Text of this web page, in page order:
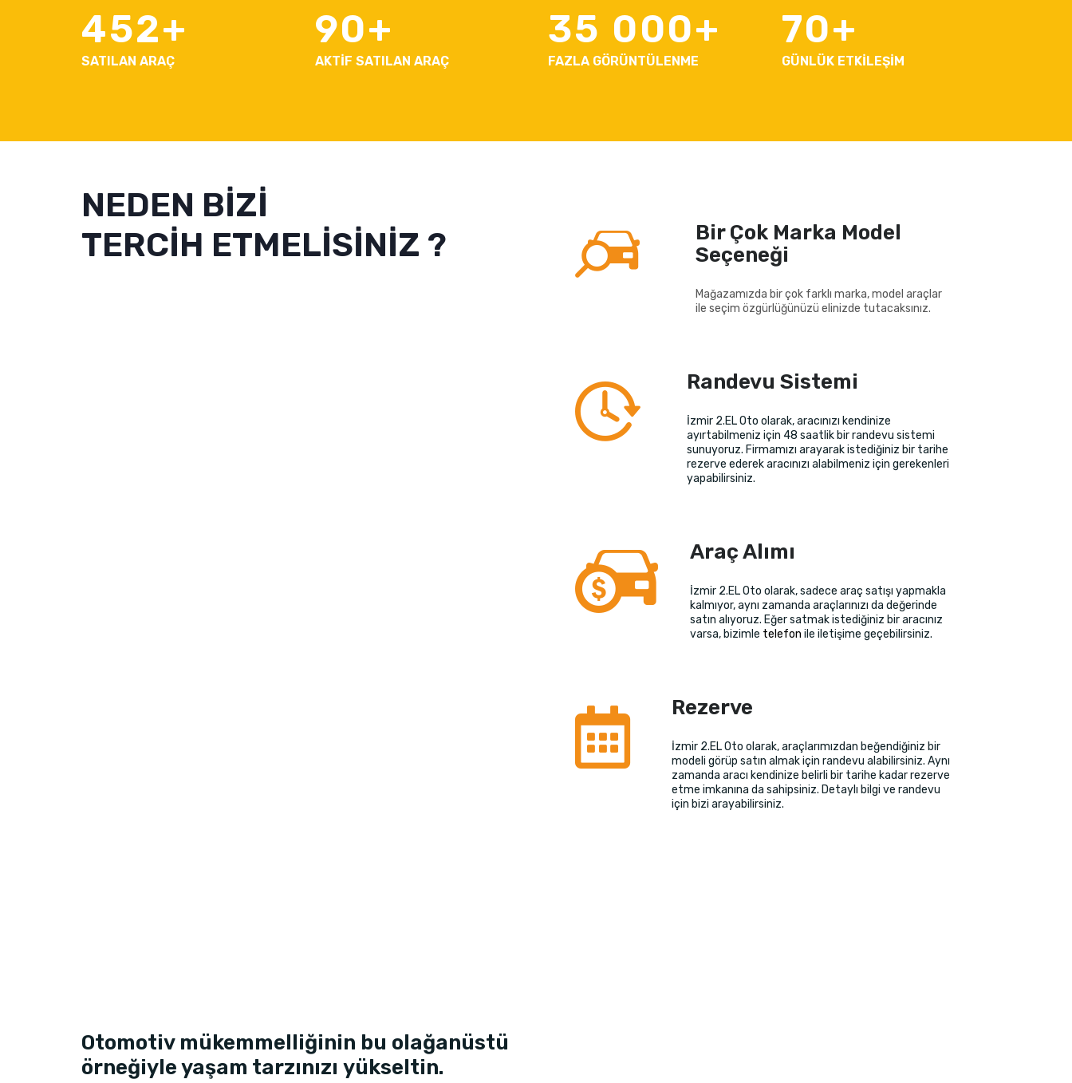
452
SATILAN ARAÇ
90
AKTİF SATILAN ARAÇ
35 000
FAZLA GÖRÜNTÜLENME
70
GÜNLÜK ETKİLEŞİM
NEDEN BİZİ
TERCİH ETMELİSİNİZ ?
Bir Çok Marka Model
Seçeneği
Mağazamızda bir çok farklı marka, model araçlar
ile seçim özgürlüğünüzü elinizde tutacaksınız.
Randevu Sistemi
İzmir 2.EL Oto olarak, aracınızı kendinize
ayırtabilmeniz için 48 saatlik bir randevu sistemi
sunuyoruz. Firmamızı arayarak istediğiniz bir tarihe
rezerve ederek aracınızı alabilmeniz için gerekenleri
yapabilirsiniz.
Araç Alımı
İzmir 2.EL Oto olarak, sadece araç satışı yapmakla
kalmıyor, aynı zamanda araçlarınızı da değerinde
satın alıyoruz. Eğer satmak istediğiniz bir aracınız
varsa, bizimle telefon ile iletişime geçebilirsiniz.
Rezerve
İzmir 2.EL Oto olarak, araçlarımızdan beğendiğiniz bir
modeli görüp satın almak için randevu alabilirsiniz. Aynı
zamanda aracı kendinize belirli bir tarihe kadar rezerve
etme imkanına da sahipsiniz. Detaylı bilgi ve randevu
için bizi arayabilirsiniz.
Otomotiv mükemmelliğinin bu olağanüstü
örneğiyle yaşam tarzınızı yükseltin.